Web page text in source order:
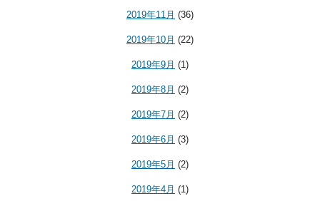
2019年11月 (36)
2019年10月 (22)
2019年9月 (1)
2019年8月 (2)
2019年7月 (2)
2019年6月 (3)
2019年5月 (2)
2019年4月 (1)